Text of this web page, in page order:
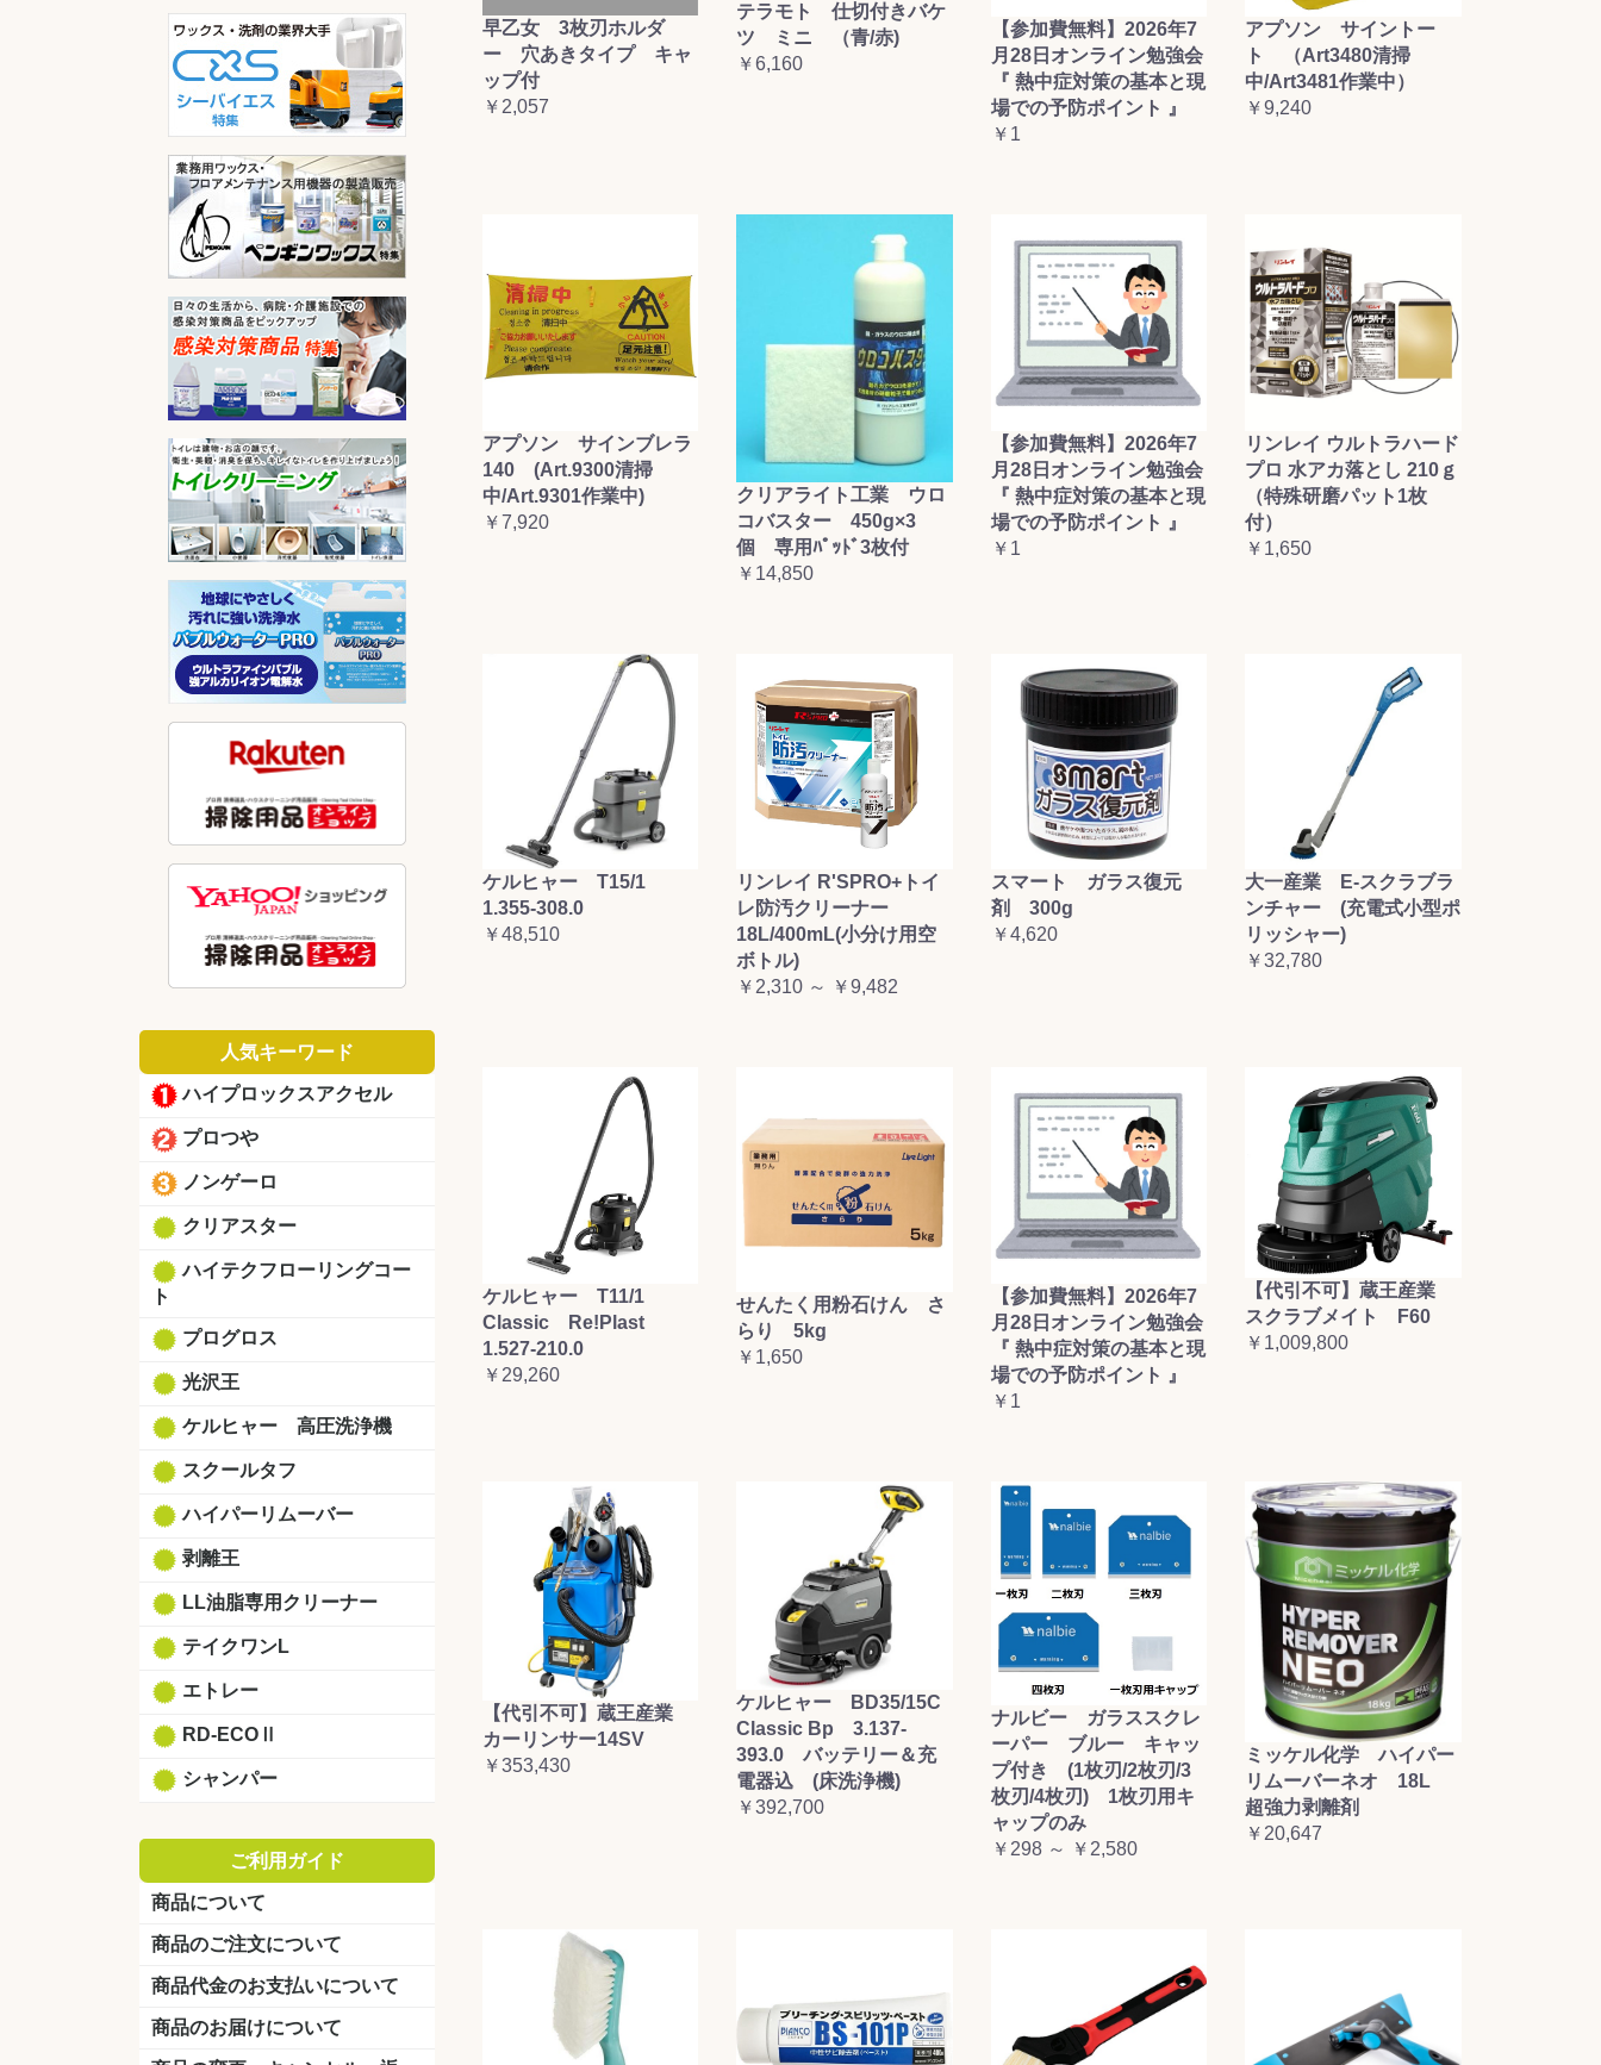
人気キーワード
ハイプロックスアクセル
プロつや
ノンゲーロ
クリアスター
ハイテクフローリングコー
ト
プログロス
光沢王
ケルヒャー 高圧洗浄機
スクールタフ
ハイパーリムーバー
剥離王
LL油脂専用クリーナー
テイクワンL
エトレー
RD-ECOⅡ
シャンパー
ご利用ガイド
商品について
商品のご注文について
商品代金のお支払いについて
商品のお届けについて
お買い物を続ける カートへ進む
早乙女 3枚刃ホルダ
ー 穴あきタイプ キャ
ップ付
￥2,057
テラモト 仕切付きバケ
ツ ミニ （青/赤)
￥6,160
【参加費無料】2026年7
月28日オンライン勉強会
『 熱中症対策の基本と現
場での予防ポイント 』
￥1
アプソン サイントー
ト （Art3480清掃
中/Art3481作業中）
￥9,240
アプソン サインブレラ
140 (Art.9300清掃
中/Art.9301作業中)
￥7,920
クリアライト工業 ウロ
コバスター 450g×3
個 専用ﾊﾟｯﾄﾞ3枚付
￥14,850
【参加費無料】2026年7
月28日オンライン勉強会
『 熱中症対策の基本と現
場での予防ポイント 』
￥1
リンレイ ウルトラハード
プロ 水アカ落とし 210ｇ
（特殊研磨パット1枚
付）
￥1,650
ケルヒャー T15/1
1.355-308.0
￥48,510
リンレイ R'SPRO+トイ
レ防汚クリーナー
18L/400mL(小分け用空
ボトル)
￥2,310 ～ ￥9,482
スマート ガラス復元
剤 300g
￥4,620
大一産業 E-スクラブラ
ンチャー (充電式小型ポ
リッシャー)
￥32,780
ケルヒャー T11/1
Classic Re!Plast
1.527-210.0
￥29,260
せんたく用粉石けん さ
らり 5kg
￥1,650
【参加費無料】2026年7
月28日オンライン勉強会
『 熱中症対策の基本と現
場での予防ポイント 』
￥1
【代引不可】蔵王産業
スクラブメイト F60
￥1,009,800
【代引不可】蔵王産業
カーリンサー14SV
￥353,430
ケルヒャー BD35/15C
Classic Bp 3.137-
393.0 バッテリー＆充
電器込 (床洗浄機)
￥392,700
ナルビー ガラススクレ
ーパー ブルー キャッ
プ付き (1枚刃/2枚刃/3
枚刃/4枚刃) 1枚刃用キ
ャップのみ
￥298 ～ ￥2,580
ミッケル化学 ハイパー
リムーバーネオ 18L
超強力剥離剤
￥20,647